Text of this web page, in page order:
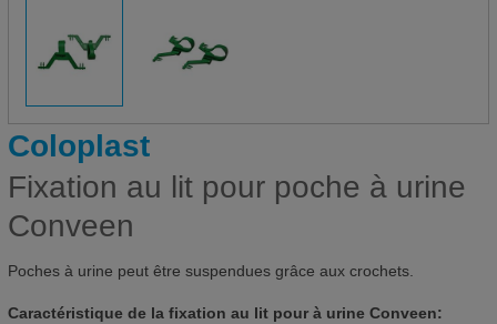
Coloplast
Fixation au lit pour poche à urine
Conveen
Poches à urine peut être suspendues grâce aux crochets.
Caractéristique de la fixation au lit pour à urine Conveen: